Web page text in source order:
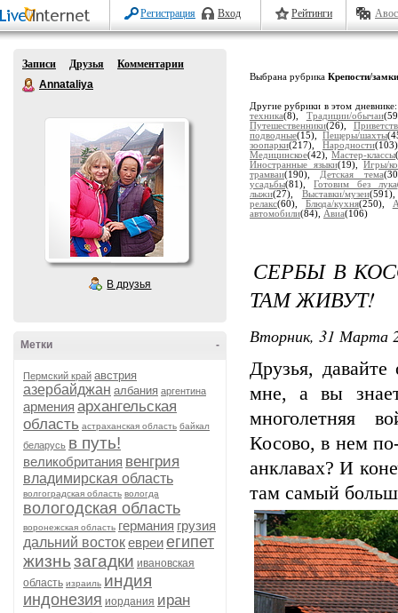
Регистрация Вход Рейтинги
Записи Друзья
Комментарии
Annataliya
В друзья
-
Метки
Пермский край австрия
азербайджан албания аргентина
армения архангельская
область астраханская область байкал
беларусь в путь!
великобритания венгрия
владимирская область
волгоградская область вологда
вологодская область
воронежская область германия грузия
дальний востокевреиегипет
жизньзагадки ивановская
область израиль индия
индонезия иордания иран
Выбрана рубрика Крепости/
Другие рубрики в этом
техника(8), Традиции/обычаи
Путешественники(26),
подводные(15), Пещеры/шахты
зоопарки(217), Народности
Медицинское(42),Мастер-классы
Иностранные языки(19),Игры/
трамваи(190), Детская тема
усадьбы(81),Готовим без лука
лыжи(27), Выставки/музеи
релакс(60), Блюда/кухня(250),
автомобили(84), Авиа(106)
СЕРБЫ В
ТАМ ЖИВУТ!
Вторник, 31 Марта
Друзья,
мне, а вы
многолетняя
Косово, в нем
анклавах? И
там самый